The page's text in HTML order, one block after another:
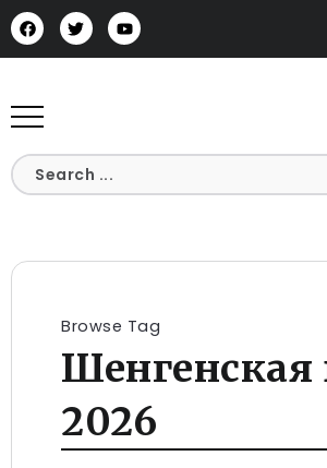
Browse Tag
Шенгенская
2026